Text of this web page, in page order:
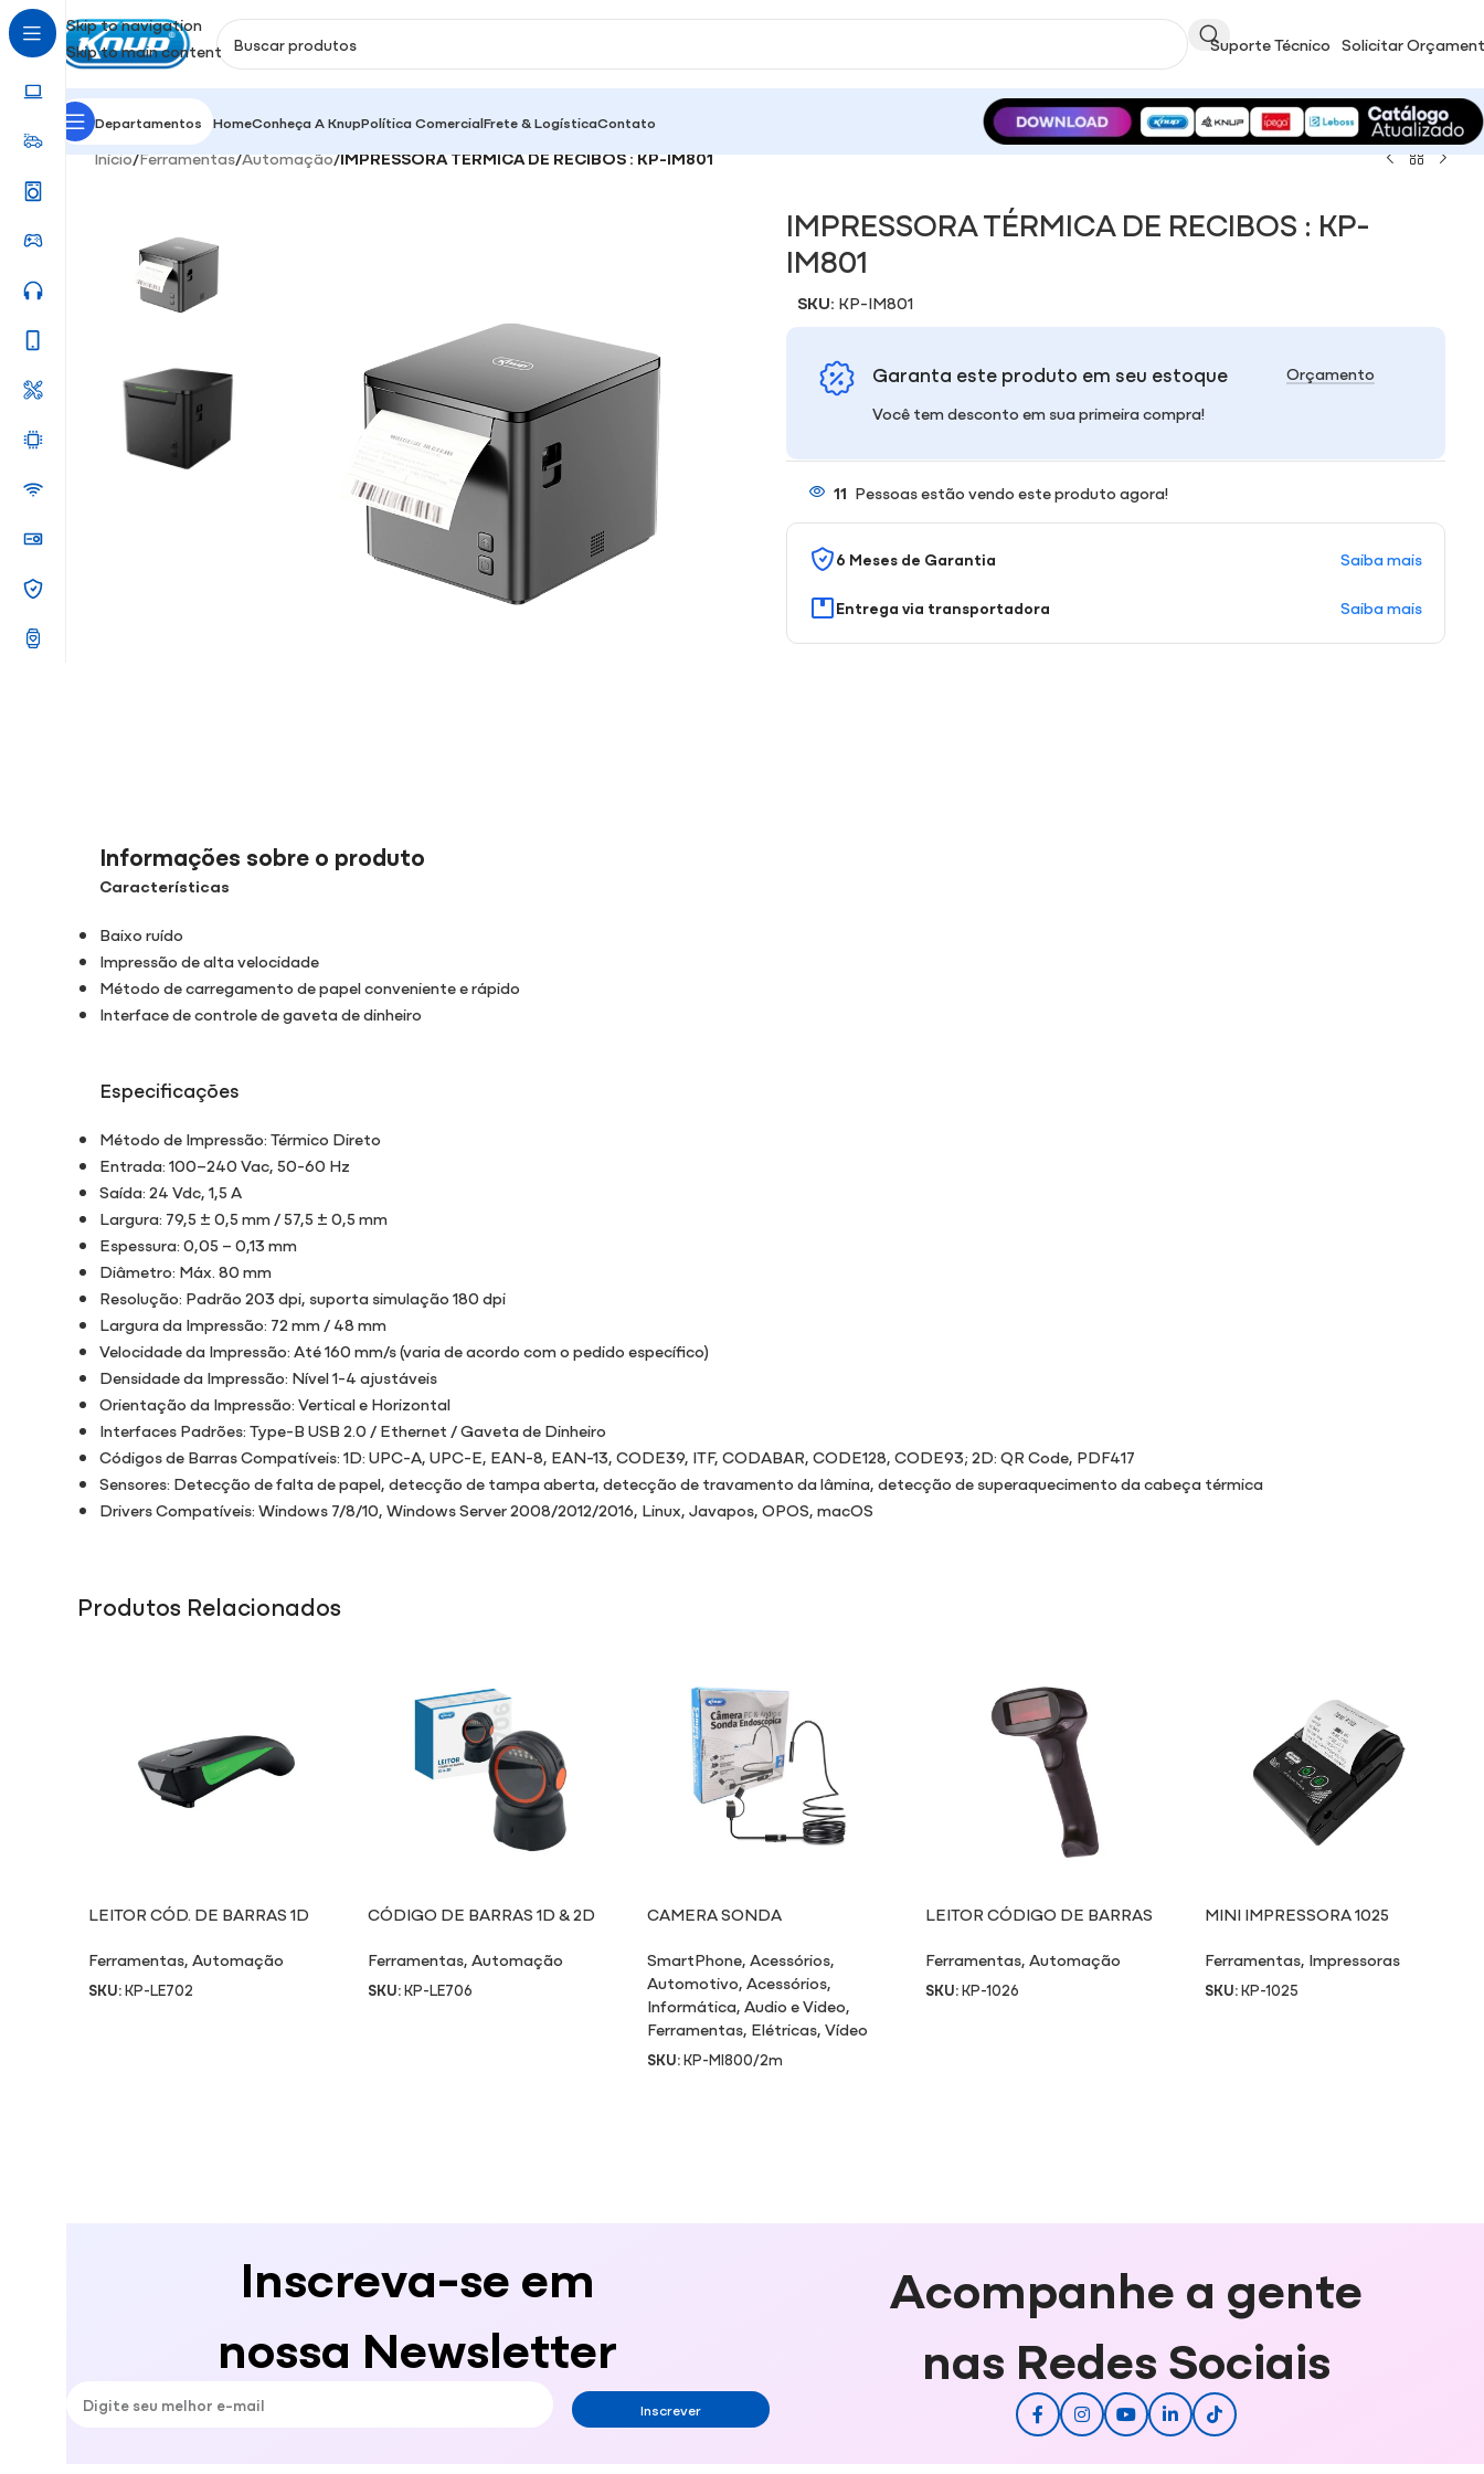
Skip to navigation
Skip to main content
Suporte Técnico Solicitar
Departamentos HomeConheça A KnupPolítica ComercialFrete & LogísticaContato
Início/Ferramentas/Automação/IMPRESSORA TÉRMICA DE RECIBOS : KP-IM801
IMPRESSORA TÉRMICA DE RECIBOS : KP-
IM801
SKU: KP-IM801
Garanta este produto em seu estoque
Você tem desconto em sua primeira compra!
Orçamento
11 Pessoas estão vendo este produto agora!
6 Meses de Garantia Saiba mais
Entrega via transportadora Saiba mais
Informações sobre o produto
Características
Baixo ruído
Impressão de alta velocidade
Método de carregamento de papel conveniente e rápido
Interface de controle de gaveta de dinheiro
Especificações
Método de Impressão: Térmico Direto
Entrada: 100–240 Vac, 50-60 Hz
Saída: 24 Vdc, 1,5 A
Largura: 79,5 ± 0,5 mm / 57,5 ± 0,5 mm
Espessura: 0,05 – 0,13 mm
Diâmetro: Máx. 80 mm
Resolução: Padrão 203 dpi, suporta simulação 180 dpi
Largura da Impressão: 72 mm / 48 mm
Velocidade da Impressão: Até 160 mm/s (varia de acordo com o pedido específico)
Densidade da Impressão: Nível 1-4 ajustáveis
Orientação da Impressão: Vertical e Horizontal
Interfaces Padrões: Type-B USB 2.0 / Ethernet / Gaveta de Dinheiro
Códigos de Barras Compatíveis: 1D: UPC-A, UPC-E, EAN-8, EAN-13, CODE39, ITF, CODABAR, CODE128, CODE93; 2D: QR Code, PDF417
Sensores: Detecção de falta de papel, detecção de tampa aberta, detecção de travamento da lâmina, detecção de superaquecimento da cabeça térmica
Drivers Compatíveis: Windows 7/8/10, Windows Server 2008/2012/2016, Linux, Javapos, OPOS, macOS
Produtos Relacionados
LEITOR CÓD. DE BARRAS 1D
Ferramentas,Automação
SKU:KP-LE702
CÓDIGO DE BARRAS 1D & 2D
Ferramentas,Automação
SKU:KP-LE706
CAMERA SONDA
SmartPhone,Acessórios,
Automotivo,Acessórios,
Informática,Audio e Video,
Ferramentas, Elétricas,Vídeo
SKU:KP-MI800/2m
LEITOR CÓDIGO DE BARRAS
Ferramentas, Automação
SKU:KP-1026
MINI IMPRESSORA 1025
Ferramentas, Impressoras
SKU:KP-1025
Inscreva-se em
nossa Newsletter
Inscrever
Acompanhe a gente
nas Redes Sociais